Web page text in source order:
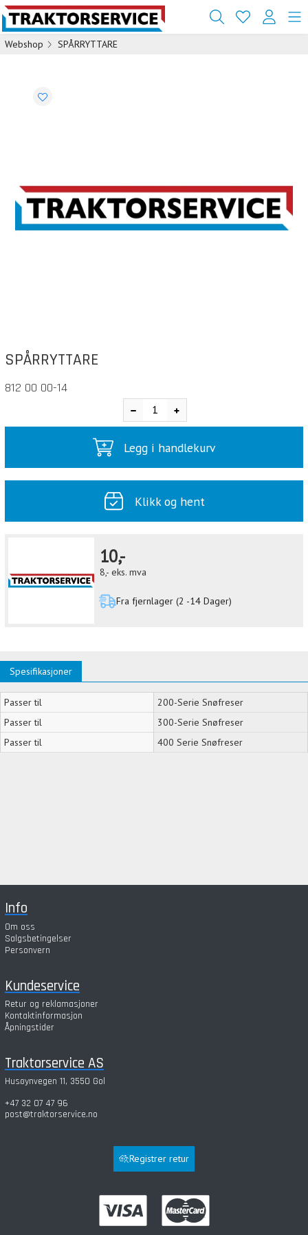
Webshop SPÅRRYTTARE
SPÅRRYTTARE
812 00 00-14
Legg i handlekurv
Klikk og hent
10,-
8,- eks. mva
Fra fjernlager (2 -14 Dager)
Spesifikasjoner
Passer til
200-Serie Snøfreser
Passer til
300-Serie Snøfreser
Passer til
400 Serie Snøfreser
Info
Om oss
Salgsbetingelser
Personvern
Kundeservice
Retur og reklamasjoner
Kontaktinformasjon
Åpningstider
Traktorservice AS
Husøynvegen 11, 3550 Gol
+47 32 07 47 96
post@traktorservice.no
Registrer retur